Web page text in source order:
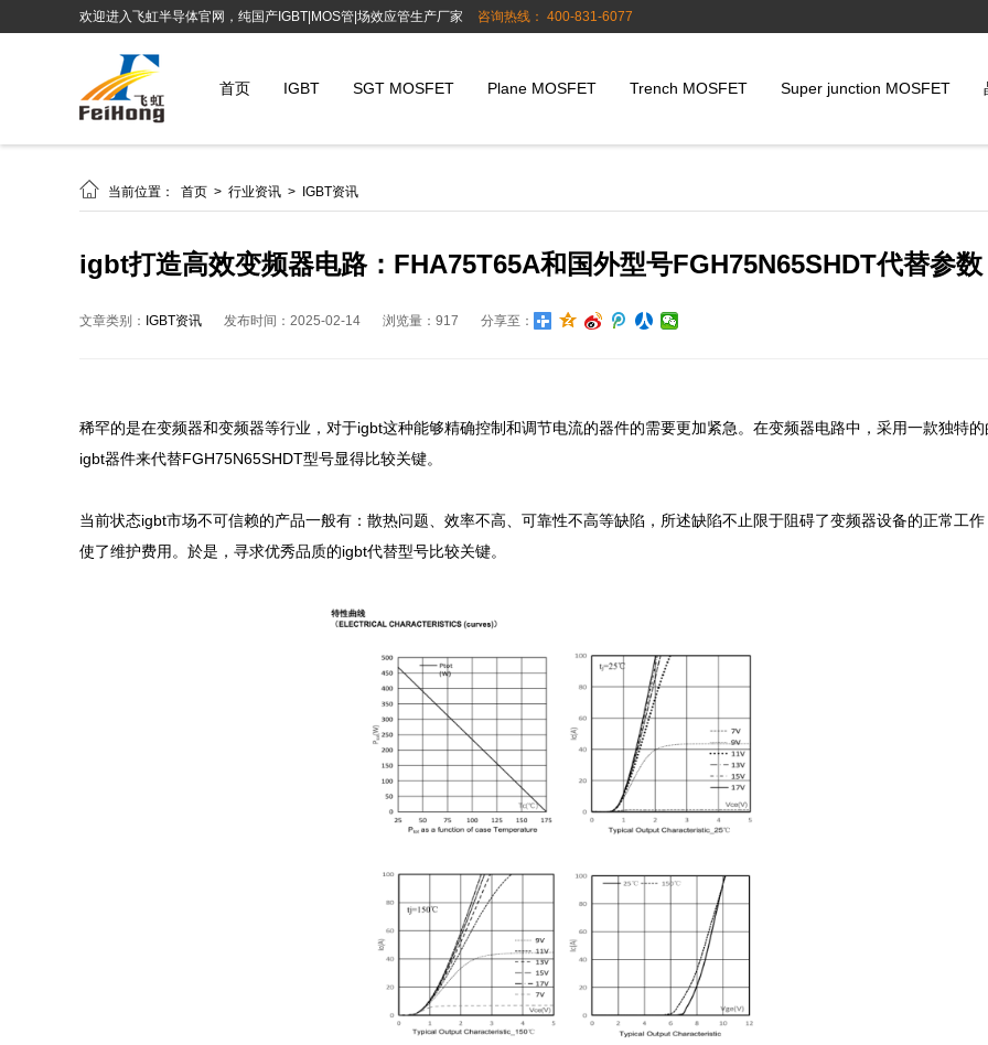
欢迎进入飞虹半导体官网，纯国产IGBT|MOS管|场效应管生产厂家 咨询热线： 400-831-6077
首页 IGBT SGT MOSFET Plane MOSFET Trench MOSFET Super junction MOSFET
 当前位置： 首页 > 行业资讯 > IGBT资讯
igbt打造高效变频器电路：FHA75T65A和国外型号FGH75N65SHDT代替参数
文章类别： IGBT资讯 发布时间：2025-02-14 浏览量：917 分享至：
稀罕的是在变频器和变频器等行业，对于igbt这种能够精确控制和调节电流的器件的需要更加紧急。在变频器电路中，采用一款独特的
igbt器件来代替FGH75N65SHDT型号显得比较关键。
当前状态igbt市场不可信赖的产品一般有：散热问题、效率不高、可靠性不高等缺陷，所述缺陷不止限于阻碍了变频器设备的正常工
使了维护费用。於是，寻求优秀品质的igbt代替型号比较关键。